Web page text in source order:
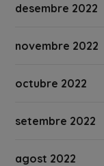
desembre 2022
novembre 2022
octubre 2022
setembre 2022
agost 2022